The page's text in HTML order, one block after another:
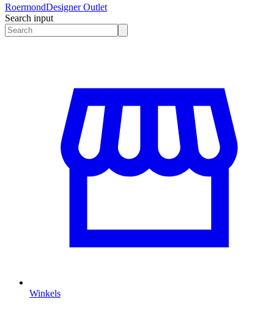
RoermondDesigner Outlet
Search input
Winkels